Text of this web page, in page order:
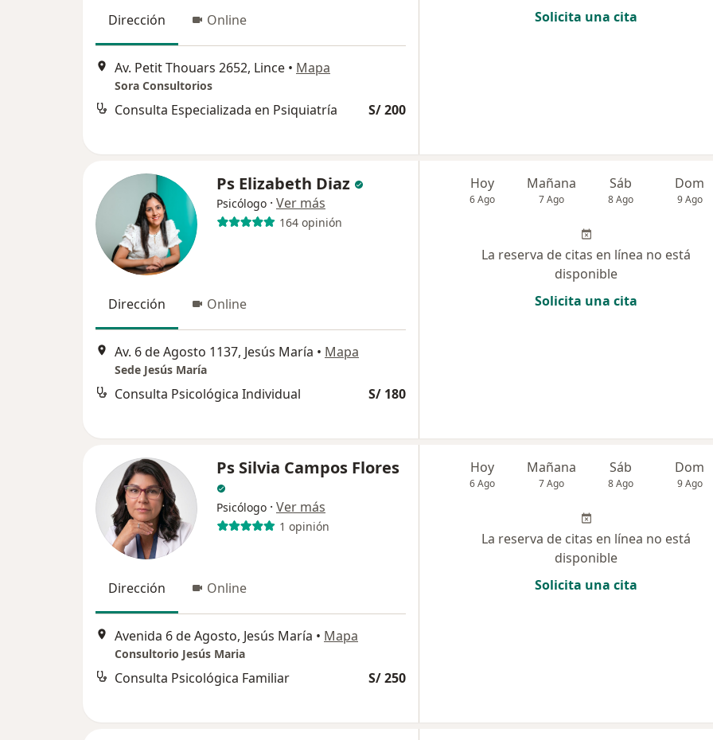
Dirección Online
Av. Petit Thouars 2652, Lince • Mapa
Sora Consultorios
Consulta Especializada en Psiquiatría S/ 200
Solicita una cita
Ps Elizabeth Diaz
Psicólogo · Ver más
164 opinión
Dirección Online
Av. 6 de Agosto 1137, Jesús María • Mapa
Sede Jesús María
Consulta Psicológica Individual S/ 180
Hoy
6 Ago
Mañana
7 Ago
Sáb
8 Ago
Dom
9 Ago
La reserva de citas en línea no está
disponible
Solicita una cita
Ps Silvia Campos Flores
Psicólogo · Ver más
1 opinión
Dirección Online
Avenida 6 de Agosto, Jesús María • Mapa
Consultorio Jesús Maria
Consulta Psicológica Familiar S/ 250
Hoy
6 Ago
Mañana
7 Ago
Sáb
8 Ago
Dom
9 Ago
La reserva de citas en línea no está
disponible
Solicita una cita